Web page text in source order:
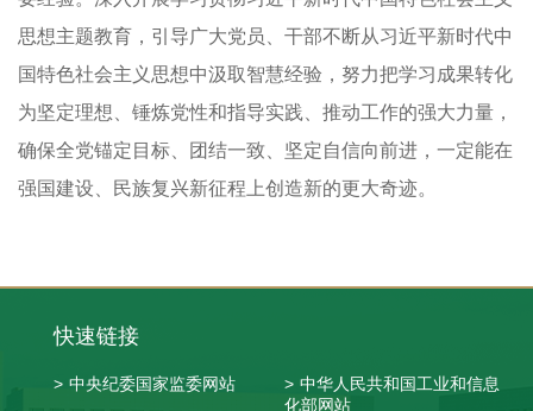
思想主题教育，引导广大党员、干部不断从习近平新时代中
国特色社会主义思想中汲取智慧经验，努力把学习成果转化
为坚定理想、锤炼党性和指导实践、推动工作的强大力量，
确保全党锚定目标、团结一致、坚定自信向前进，一定能在
强国建设、民族复兴新征程上创造新的更大奇迹。
快速链接
> 中央纪委国家监委网站 > 中华人民共和国工业和信息
化部网站